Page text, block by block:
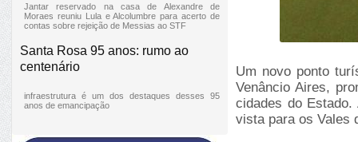
Jantar reservado na casa de Alexandre de
Moraes reuniu Lula e Alcolumbre para acerto de
contas sobre rejeição de Messias ao STF
Santa Rosa 95 anos: rumo ao
centenário
infraestrutura é um dos destaques desses 95
anos de emancipação
Um novo ponto
Venâncio Aires,
cidades do
vista para os Vales